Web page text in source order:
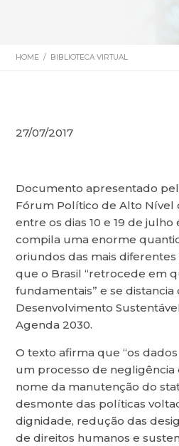
HOME / BIBLIOTECA VIRTUAL
27/07/2017
Documento apresentado
Fórum Político de Alto Nível
entre os dias 10 e 19 de julho
compila uma enorme
oriundos das mais
que o Brasil “retrocede em
fundamentais” e se distancia
Desenvolvimento
Agenda 2030.
O texto afirma que “os
um processo de
nome da manutenção do
desmonte das políticas
dignidade, redução das
de direitos humanos e